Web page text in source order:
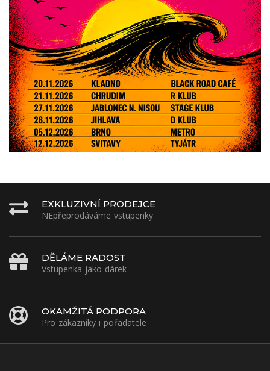
EXKLUZIVNÍ PRODEJCE
NEpřeprodáváme vstupenky
DĚLÁME RADOST
Vstupenka jako dárek
OKAMŽITÁ PODPORA
Pro zákazníky i pořadatele